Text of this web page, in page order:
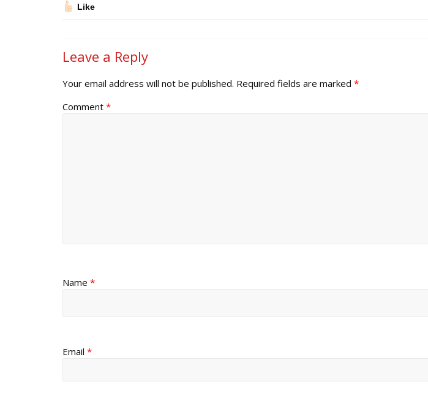
Like
Leave a Reply
Your email address will not be published. Required fields are marked *
Comment *
Name *
Email *